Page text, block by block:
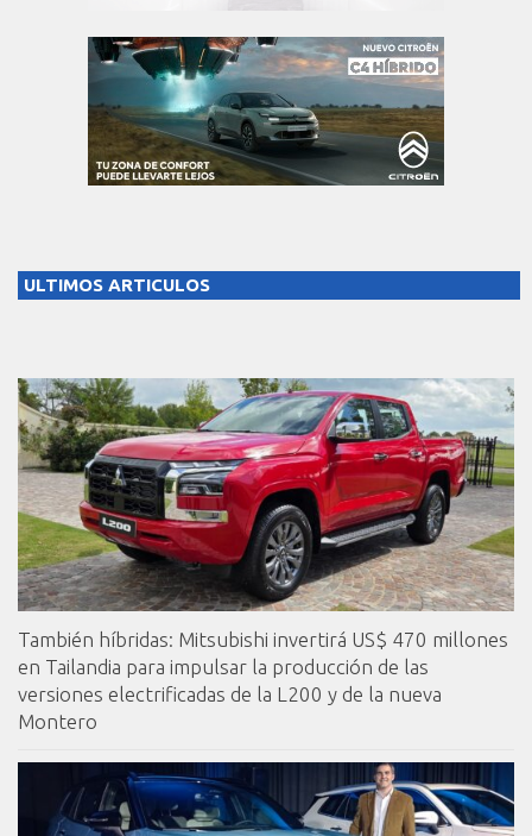
ULTIMOS ARTICULOS
También híbridas: Mitsubishi invertirá US$ 470 millones
en Tailandia para impulsar la producción de las
versiones electrificadas de la L200 y de la nueva
Montero